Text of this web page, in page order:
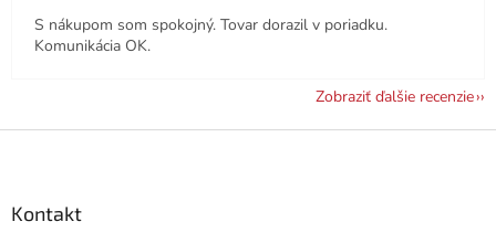
S nákupom som spokojný. Tovar dorazil v poriadku.
Komunikácia OK.
Zobraziť ďalšie recenzie
Kontakt